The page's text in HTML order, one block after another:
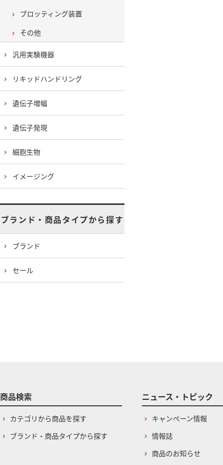
ブロッティング装置
その他
汎用実験機器
リキッドハンドリング
遺伝子増幅
遺伝子発現
細胞生物
イメージング
ブランド・商品タイプから探す
ブランド
セール
商品検索
カテゴリから商品を探す
ブランド・商品タイプから探す
ニュース・トピック
キャンペーン情報
情報誌
商品のお知らせ